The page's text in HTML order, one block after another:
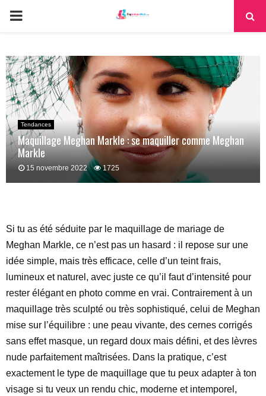
PRIMARY
Tendances
Maquillage Meghan Markle : se maquiller comme Meghan
Markle
15 novembre 2022 1725
Si tu as été séduite par le maquillage de mariage de
Meghan Markle, ce n’est pas un hasard : il repose sur une
idée simple, mais très efficace, celle d’un teint frais,
lumineux et naturel, avec juste ce qu’il faut d’intensité pour
rester élégant en photo comme en vrai. Contrairement à un
maquillage très sculpté ou très sophistiqué, celui de Meghan
mise sur l’équilibre : une peau vivante, des cernes corrigés
sans effet masque, un regard doux mais défini, et des lèvres
nude parfaitement maîtrisées. Dans la pratique, c’est
exactement le type de maquillage que tu peux adapter à ton
visage si tu veux un rendu chic, moderne et intemporel,